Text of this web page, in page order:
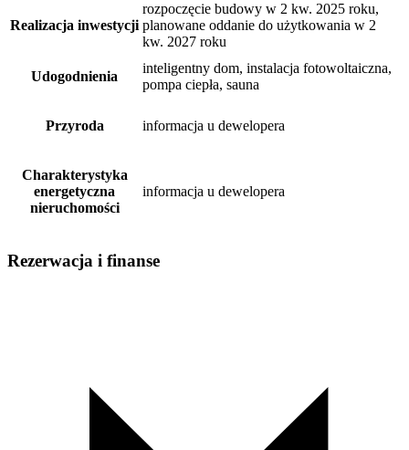
Realizacja inwestycji
rozpoczęcie budowy w 2 kw. 2025 roku,
planowane oddanie do użytkowania w 2
kw. 2027 roku
Udogodnienia
inteligentny dom, instalacja fotowoltaiczna,
pompa ciepła, sauna
Przyroda informacja u dewelopera
Charakterystyka
energetyczna
nieruchomości
informacja u dewelopera
Rezerwacja i finanse